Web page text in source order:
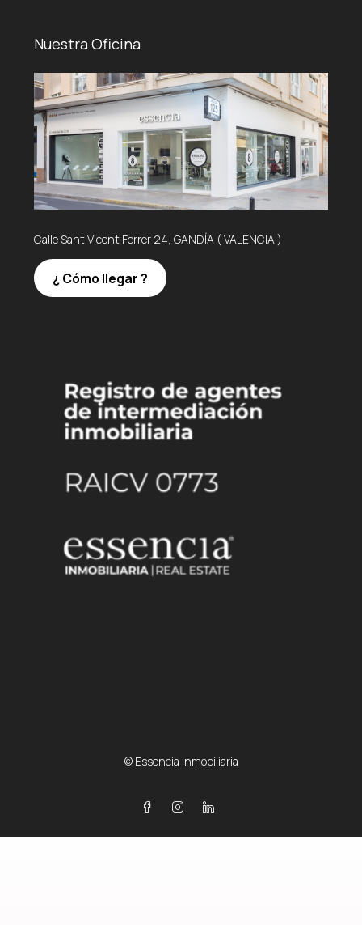
Nuestra Oficina
Calle Sant Vicent Ferrer 24, GANDÍA ( VALENCIA )
¿ Cómo llegar ?
© Essencia inmobiliaria